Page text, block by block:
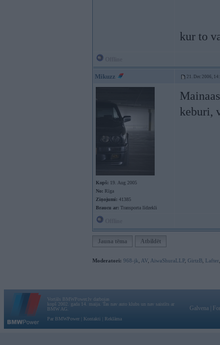
kur to
Mikuzz 21. Dec 2006,
Kopš: 19. Aug 2005
No: Rīga
Ziņojumi: 41385
Braucu ar: Transporta līdzekli
keburi,
Jauna tēma Atbildēt
Moderatori: 968-jk AV AiwaShuraLLP, GirtzB Lafter
Vortāls BMWPower.lv darbojas
kopš 2002. gada 14. maija. Tas nav auto klubs un nav saistīts ar
BMW AG.
Par BMWPower
Kontakti Reklāma
Galvena